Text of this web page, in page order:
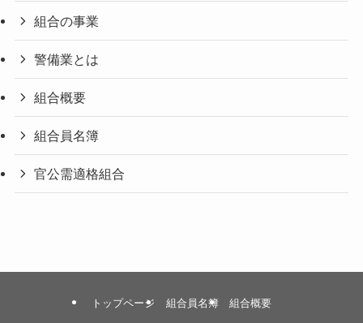
組合の事業
警備業とは
組合概要
組合員名簿
官公需適格組合
トップページ 組合員名簿 組合概要